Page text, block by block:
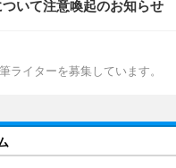
いて注意喚起のお知らせ
ライターを募集しています。